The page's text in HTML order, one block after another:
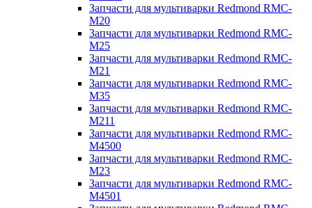
Запчасти для мультиварки Redmond RMC-
M20
Запчасти для мультиварки Redmond RMC-
M25
Запчасти для мультиварки Redmond RMC-
M21
Запчасти для мультиварки Redmond RMC-
M35
Запчасти для мультиварки Redmond RMC-
M211
Запчасти для мультиварки Redmond RMC-
M4500
Запчасти для мультиварки Redmond RMC-
M23
Запчасти для мультиварки Redmond RMC-
M4501